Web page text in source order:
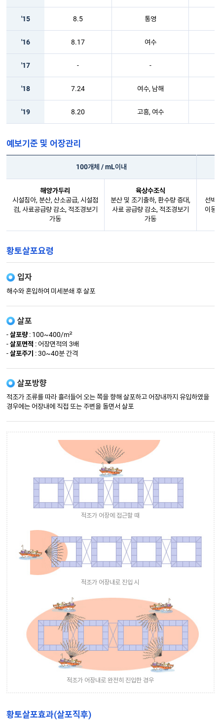
'15 8.5 통영
'16 8.17 여수
'17 - -
'18 7.24 여수, 남해
'19 8.20 고흥, 여수
예보기준 및 어장관리
100개체 / mL이내
해양가두리
시설침아, 분산, 산소공급, 시설점
검, 사료공급량 감소, 적조경보기
가동
육상수조식
분산 및 조기출하, 환수량 증대,
사료 공급량 감소, 적조경보기
가동
선박
이동,
황토살포요령
입자
해수와 혼입하여 미세분쇄 후 살포
살포
-살포량: 100~400/㎡
-살포면적 : 어장면적의 3배
-살포주기 : 30~40분 간격
살포방향
적조가 조류를 따라 흘러들어 오는 쪽을 향해 살포하고 어장내까지 유입하였을
경우에는 어장내에 직접 또는 주변을 돌면서 살포
적조가 어장에 접근할 때
적조가 어장내로 진입 시
적조가 어장내로 완전히 진입한 경우
황토살포효과(살포직후)